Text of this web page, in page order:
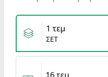
Variants
1 τεμ
ΣΕΤ